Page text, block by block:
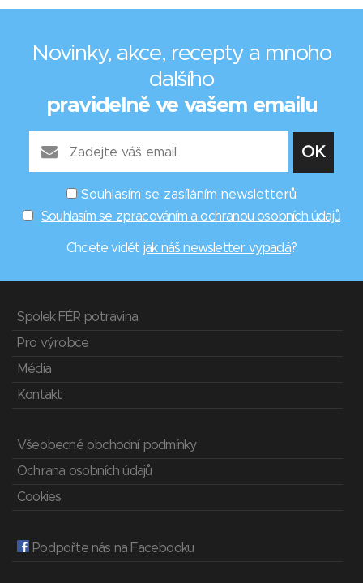
Novinky, akce, recepty a mnoho
dalšího
pravidelně ve vašem emailu
Souhlasím se zasíláním newsletterů
Souhlasím se zpracováním a ochranou osobních údajů
Chcete vidět jak náš newsletter vypadá?
Spolek FÉR potravina
Pro výrobce
Média
Kontakt
Všeobecné obchodní podmínky
Ochrana osobních údajů
Cookies
Podpořte nás na Facebooku